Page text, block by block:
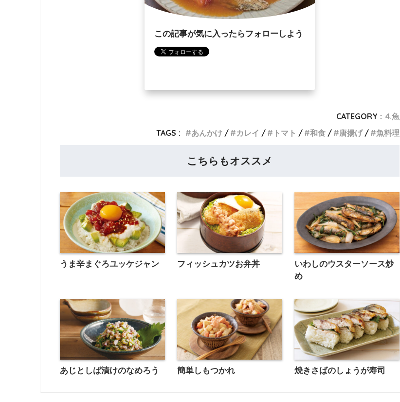
この記事が気に入ったらフォローしよう
CATEGORY : 4.魚
TAGS :
あんかけ カレイ トマト 和食 唐揚げ 魚料理
こちらもオススメ
うま辛まぐろユッケジャン フィッシュカツお弁丼
いわしのウスターソース炒
め
あじとしば漬けのなめろう 簡単しもつかれ 焼きさばのしょうが寿司